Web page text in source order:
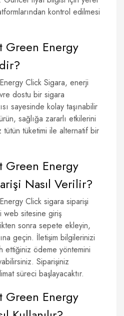
kontrol edilmesi
Green Energy
Click Sigara, enerji
dostu bir sigara
sayesinde kolay taşınabilir
sağlığa zararlı etkilerini
tüketimi ile alternatif bir
Green Energy
Nasıl Verilir?
Click sigara siparişi
web sitesine giriş
sonra sepete ekleyin,
geçin. İletişim bilgilerinizi
ettiğiniz ödeme yöntemini
Siparişiniz
süreci başlayacaktır.
Green Energy